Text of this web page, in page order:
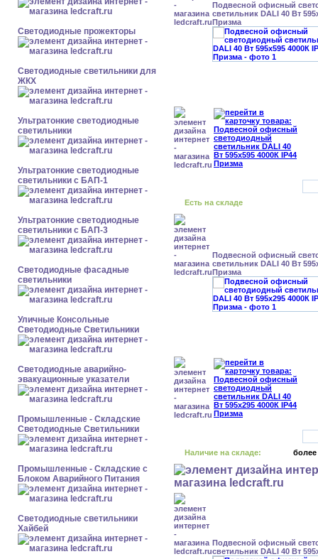
Светодиодные прожекторы
Светодиодные светильники для
ЖКХ
Ультратонкие светодиодные
светильники
Ультратонкие светодиодные
светильники с БАП-1
Ультратонкие светодиодные
светильники с БАП-3
Светодиодные фасадные
светильники
Уличные Консольные
Светодиодные Светильники
Светодиодные аварийно-
эвакуационные указатели
Промышленные - Складские
Светодиодные Светильники
Промышленные - Складские с
Блоком Аварийного Питания
Светодиодные светильники
Хайбей
Подвесной офисный
светильник DALI 40 Вт
Призма
Есть на складе
Подвесной офисный
светильник DALI 40 Вт
Призма
Наличие на складе: более
Подвесной офисный
светильник DALI 40 Вт